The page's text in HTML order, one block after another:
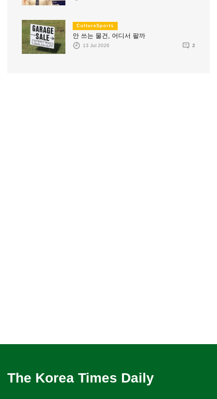
CultureSports
안 쓰는 물건, 어디서 팔까
13 Jul 2026 2
The Korea Times Daily